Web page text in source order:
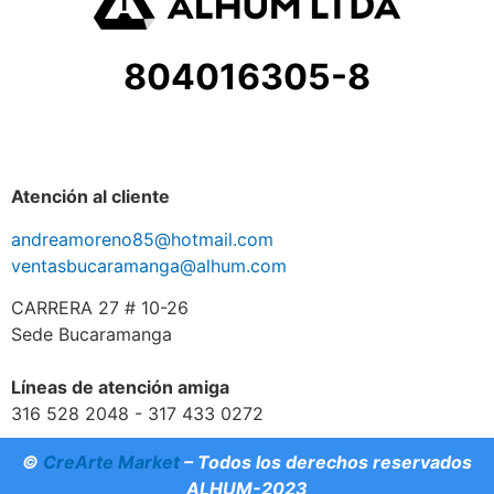
804016305-8
Atención al cliente
andreamoreno85@hotmail.com
ventasbucaramanga@alhum.com
CARRERA 27 # 10-26
Sede Bucaramanga
Líneas de atención amiga
316 528 2048 - 317 433 0272
© CreArte Market – Todos los derechos reservados
ALHUM-2023